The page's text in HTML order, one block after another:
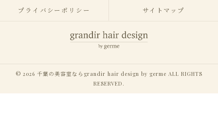
プライバシーポリシー サイトマップ
© 2026 千葉の美容室ならgrandir hair design by germe ALL RIGHTS
RESERVED.